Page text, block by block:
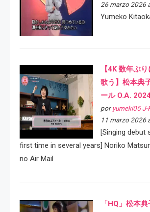
26 marzo 2026
Yumeko
【4K 数年ぶ
歌う】松本典
ール O.A.
por yumeki05
11 marzo 2026
[Singing debut
first time in several years] Noriko
no Air Mail
「HQ」松本